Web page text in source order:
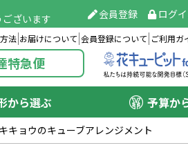
ざいます 会員登録 ログ
法 お届けについて 会員登録について ご利用ガ
特急便
から選ぶ 予算か
キキョウのキューブアレンジメント